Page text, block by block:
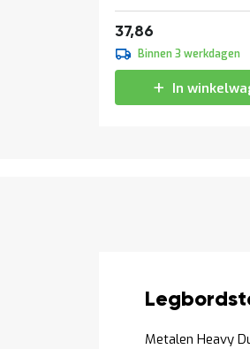
Vanaf
37,86
Binnen 3 werkdagen
In
Metalen Heavy